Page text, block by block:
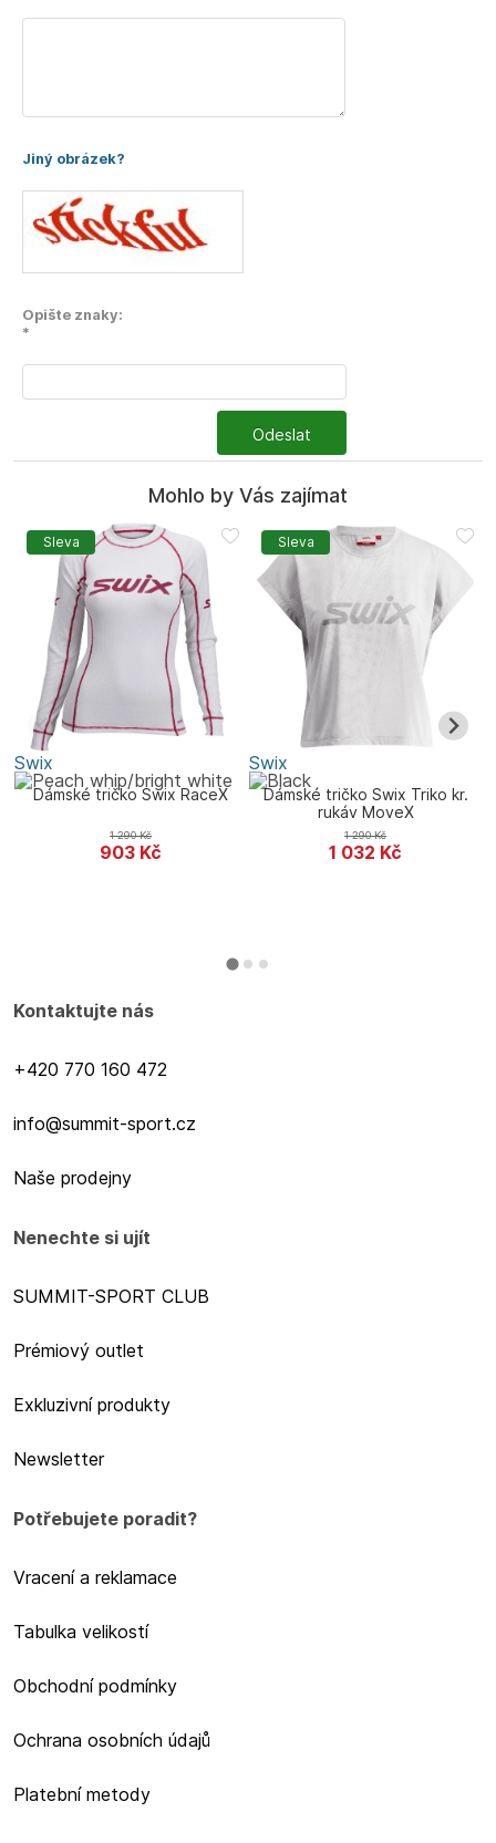
Jiný obrázek?
Opište znaky:
*
Odeslat
Mohlo by Vás zajímat
Sleva
Swix
Dámské tričko Swix RaceX
903 Kč
1 290Kč
Sleva
Swix
Dámské tričko Swix Triko kr.
rukáv MoveX
1 032 Kč
1 290Kč
Kontaktujte nás
+420 770 160 472
info@summit-sport.cz
Naše prodejny
Nenechte si ujít
SUMMIT-SPORT CLUB
Prémiový outlet
Exkluzivní produkty
Newsletter
Potřebujete poradit?
Vracení a reklamace
Tabulka velikostí
Obchodní podmínky
Ochrana osobních údajů
Platební metody